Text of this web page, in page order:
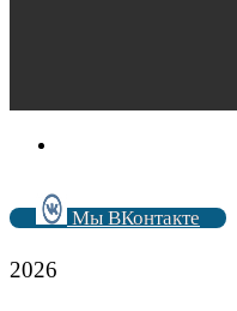
Мы ВКонтакте
2026